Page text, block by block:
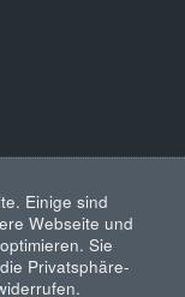
Einige sind
Webseite und
Sie
Privatsphäre-